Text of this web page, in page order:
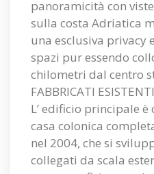
panoramicità con
sulla costa Adriatica
una esclusiva privacy
spazi pur essendo
chilometri dal centro
FABBRICATI
L’ edificio principale
casa colonica
nel 2004, che si
collegati da scala